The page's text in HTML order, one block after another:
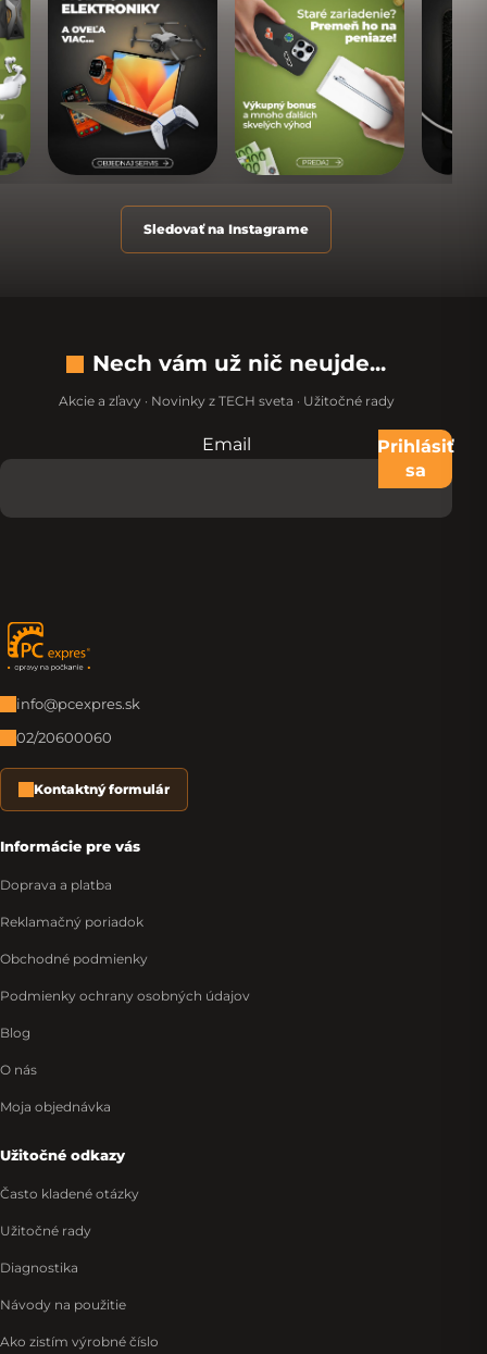
Sledovať na Instagrame
Nech vám už nič neujde...
Akcie a zľavy · Novinky z TECH sveta · Užitočné rady
Nevypĺňajte toto pole:
Email
Prihlásiť
sa
Zápätie
info@pcexpres.sk
02/20600060
Kontaktný formulár
Informácie pre vás
Doprava a platba
Reklamačný poriadok
Obchodné podmienky
Podmienky ochrany osobných údajov
Blog
O nás
Moja objednávka
Užitočné odkazy
Často kladené otázky
Užitočné rady
Diagnostika
Návody na použitie
Ako zistím výrobné číslo